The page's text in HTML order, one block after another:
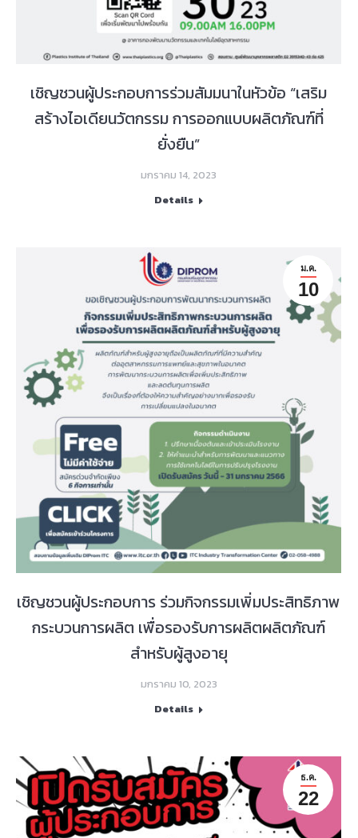
เชิญชวนผู้ประกอบการร่วมสัมมนาในหัวข้อ “เสริม
สร้างไอเดียนวัตกรรม การออกแบบผลิตภัณฑ์ที่
ยั่งยืน”
มกราคม 14, 2023
Details
ม.ค.
10
เชิญชวนผู้ประกอบการ ร่วมกิจกรรมเพิ่มประสิทธิภาพ
กระบวนการผลิต เพื่อรองรับการผลิตผลิตภัณฑ์
สำหรับผู้สูงอายุ
มกราคม 10, 2023
Details
ธ.ค.
22